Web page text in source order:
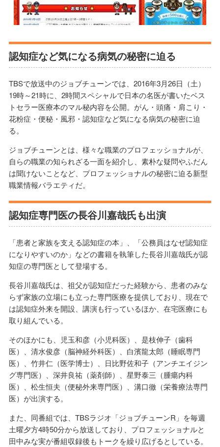
認知症など気になる病気の秘密に迫る
TBSで放送中のジョブチューンでは、2016年3月26日（土）
19時～21時に、2時間スペシャルで日本の名医が書いたベス
トセラー医療本のマル秘内容を公開。がん・頭痛・肩こり・
花粉症・便秘・風邪・認知症など気になる病気の秘密に迫
る。
ジョブチューンとは、様々な職業のプロフェッショナルが、
自らの職業の知られざる一面を紹介し、素朴な疑問やふだん
は聞けないことなど、プロフェッショナルの秘密に迫る新型
職業情報バラエティだ。
認知症専門医の長谷川嘉哉氏も出演
「患者と家族を支える認知症の本」、「公務員はなぜ認知症
になりやすいのか」などの書籍を執筆した長谷川嘉哉氏が認
知症の専門医として登場する。
長谷川嘉哉氏は、祖父が認知症だった経験から、患者のみな
らず家族の立場にも立った専門医療を提供しており、現在で
は認知症外来を開設、講演も行っているほか、在宅医療にも
取り組んでいる。
そのほかにも、児玉和彦（小児科医）、是枝伸子（歯科
医）、清水俊彦（脳神経外科医）、白濱龍太郎（睡眠専門
医）、竹井仁（医学博士）、日比野佐和子（アンチエイジン
グ専門医）、深井良祐（薬剤師）、星野泰三（腫瘍内科
医）、松生恒夫（便秘外来専門医）、溝口徹（栄養療法専門
医）が出演する。
また、同番組では、TBSラジオ「ジョブチューンR」を毎週
土曜夕方4時50分から放送しており、プロフェッショナルと
田中みな実が番組収録後もトークを繰り広げるとしている。